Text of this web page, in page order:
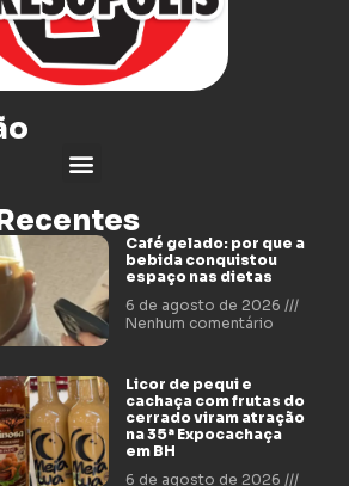
Café gelado: por que a
bebida conquistou
espaço nas dietas
6 de agosto de 2026
Nenhum comentário
Licor de pequi e
cachaça com frutas do
cerrado viram atração
na 35ª Expocachaça
em BH
6 de agosto de 2026